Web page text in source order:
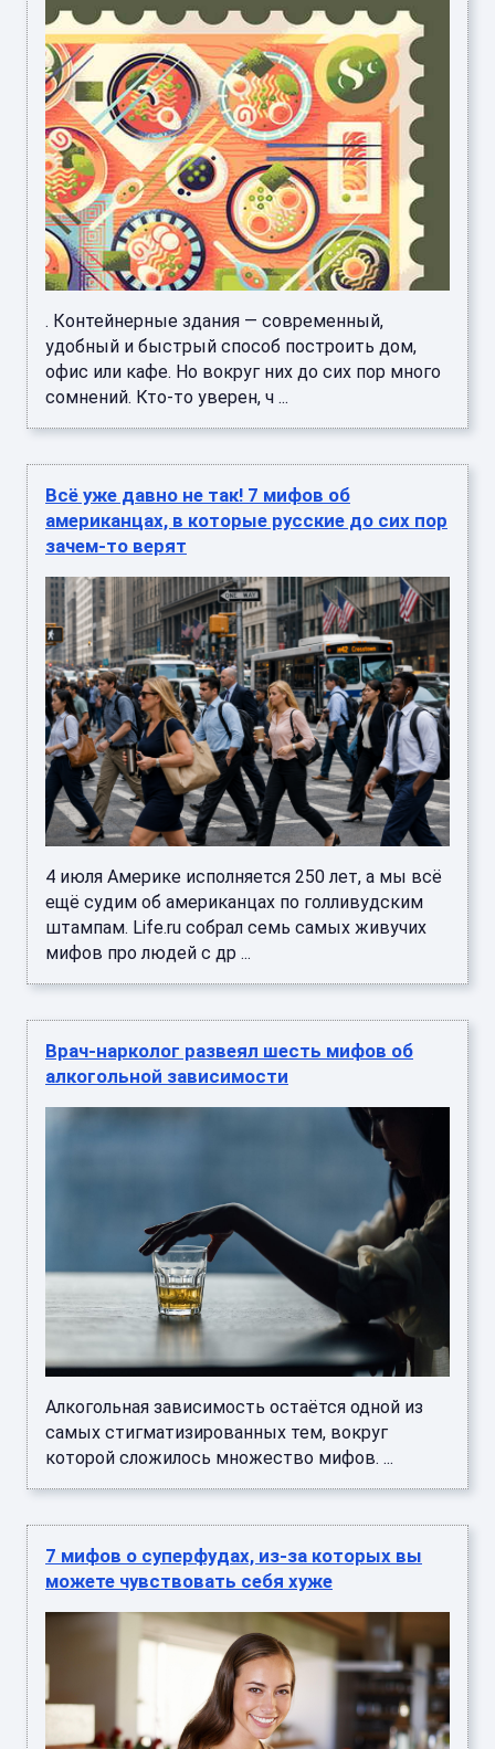
. Контейнерные здания — современный,
удобный и быстрый способ построить дом,
офис или кафе. Но вокруг них до сих пор много
сомнений. Кто-то уверен, ч ...
Всё уже давно не так! 7 мифов об
американцах, в которые русские до сих пор
зачем-то верят
4 июля Америке исполняется 250 лет, а мы всё
ещё судим об американцах по голливудским
штампам. Life.ru собрал семь самых живучих
мифов про людей с др ...
Врач-нарколог развеял шесть мифов об
алкогольной зависимости
Алкогольная зависимость остаётся одной из
самых стигматизированных тем, вокруг
которой сложилось множество мифов. ...
7 мифов о суперфудах, из-за которых вы
можете чувствовать себя хуже